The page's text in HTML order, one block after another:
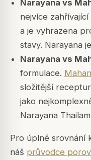
Narayana vs
nejvíce
a je vyhrazena
stavy. Narayana
Narayana vs
formulace.
složitější
jako
Narayana
Pro úplné srovnání
náš průvodce